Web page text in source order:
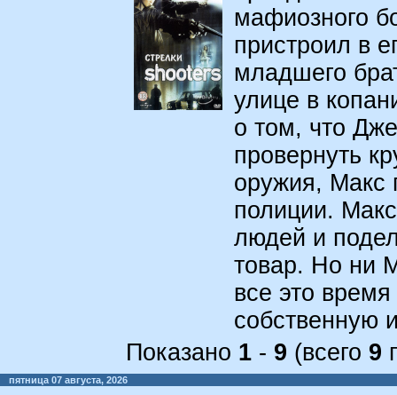
мафиозного
пристроил в
младшего
улице в
о том, что
провернуть
оружия, Макс
полиции.
людей и
товар. Но ни
все это
собственную
Показано 1 - 9 (всего 9
пятница 07 августа, 2026